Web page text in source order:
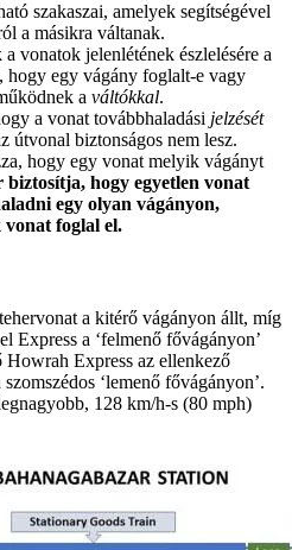
szakaszai, amelyek segítségével
a másikra váltanak.
vonatok jelenlétének észlelésére a
hogy egy vágány foglalt-e vagy
a váltókkal.
a vonat továbbhaladási jelzését
útvonal biztonságos nem lesz.
hogy egy vonat melyik vágányt
biztosítja, hogy egyetlen vonat
egy olyan vágányon,
vonat foglal el.
a kitérő vágányon állt, míg
Express a ‘felmenő fővágányon’
Express az ellenkező
‘lemenő fővágányon’.
128 km/h-s (80 mph)